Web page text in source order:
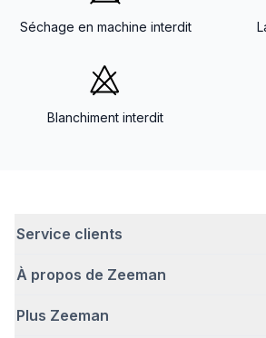
Séchage en machine interdit
Blanchiment interdit
Service clients
Questions fréquentes
Livraison
À propos de Zeeman
Qui sommes-nous ?
Plus Zeeman